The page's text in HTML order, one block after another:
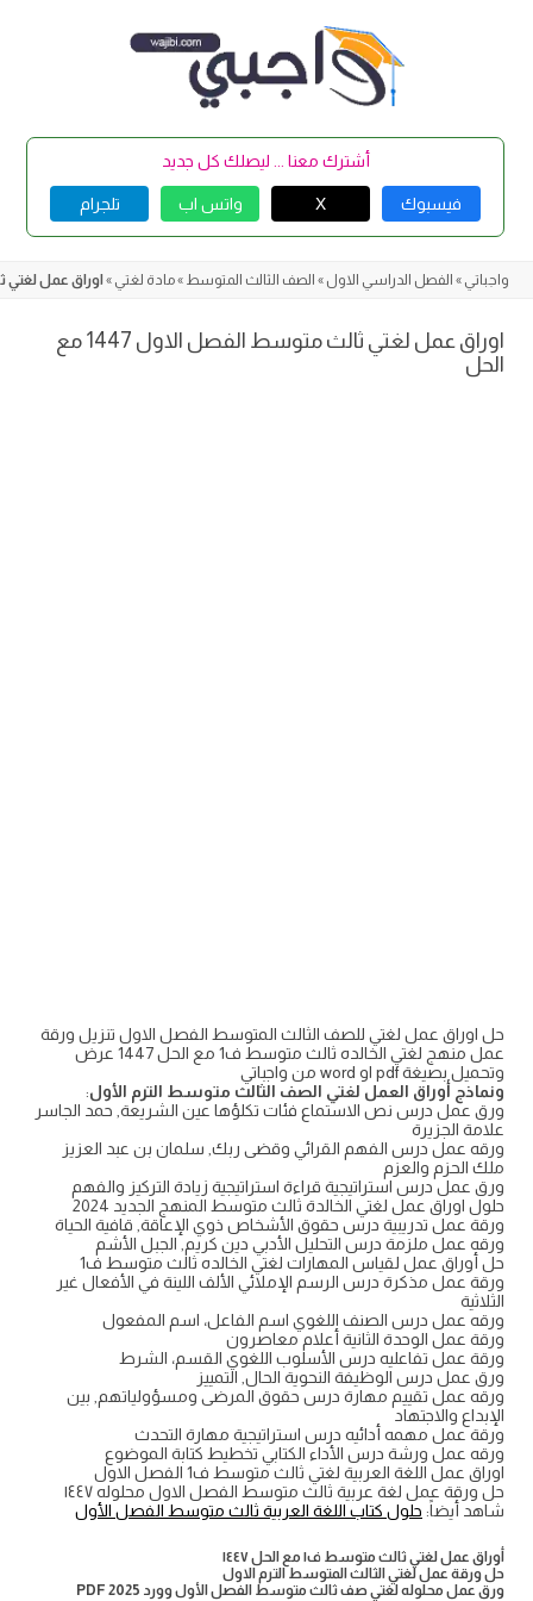
أشترك معنا ... ليصلك كل جديد
فيسبوك X واتس اب تلجرام
واجباتي » الفصل الدراسي الاول » الصف الثالث المتوسط »مادة لغتي » اوراق عمل لغتي
اوراق عمل لغتي ثالث متوسط الفصل الاول 1447 مع
الحل
حل اوراق عمل لغتي للصف الثالث المتوسط الفصل الاول تنزيل ورقة
عمل منهج لغتي الخالده ثالث متوسط ف1 مع الحل 1447 عرض
وتحميل بصيغة pdf او word من واجباتي
ونماذج أوراق العمل لغتي الصف الثالث متوسط الترم الأول:
ورق عمل درس نص الاستماع فئات تكلؤها عين الشريعة, حمد الجاسر
علامة الجزيرة
ورقه عمل درس الفهم القرائي وقضى ربك, سلمان بن عبد العزيز
ملك الحزم والعزم
ورق عمل درس استراتيجية قراءة استراتيجية زيادة التركيز والفهم
حلول اوراق عمل لغتي الخالدة ثالث متوسط المنهج الجديد 2024
ورقة عمل تدريبية درس حقوق الأشخاص ذوي الإعاقة, قافية الحياة
ورقه عمل ملزمة درس التحليل الأدبي دين كريم, الجبل الأشم
حل أوراق عمل لقياس المهارات لغتي الخالده ثالث متوسط ف1
ورقة عمل مذكرة درس الرسم الإملائي الألف اللينة في الأفعال غير
الثلاثية
ورقه عمل درس الصنف اللغوي اسم الفاعل، اسم المفعول
ورقة عمل الوحدة الثانية أعلام معاصرون
ورقة عمل تفاعليه درس الأسلوب اللغوي القسم، الشرط
ورق عمل درس الوظيفة النحوية الحال, التمييز
ورقه عمل تقييم مهارة درس حقوق المرضى ومسؤولياتهم, بين
الإبداع والاجتهاد
ورقة عمل مهمه أدائيه درس استراتيجية مهارة التحدث
ورقه عمل ورشة درس الأداء الكتابي تخطيط كتابة الموضوع
اوراق عمل اللغة العربية لغتي ثالث متوسط ف1 الفصل الاول
حل ورقة عمل لغة عربية ثالث متوسط الفصل الاول محلوله ١٤٤٧
شاهد أيضاً: حلول كتاب اللغة العربية ثالث متوسط الفصل الأول
أوراق عمل لغتي ثالث متوسط ف١ مع الحل ١٤٤٧
حل ورقة عمل لغتي الثالث المتوسط الترم الاول
ورق عمل محلوله لغتي صف ثالث متوسط الفصل الأول وورد PDF 2025